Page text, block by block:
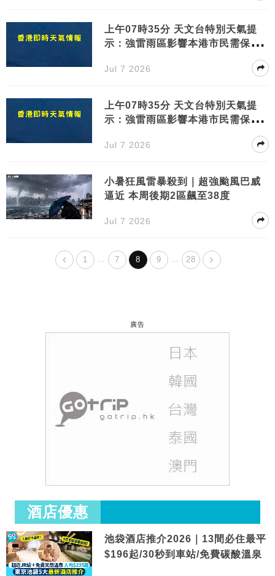
上午07時35分 天文台特別天氣提
示：強雷雨區影響本港市民需保持
Jul 7 2026
上午07時35分 天文台特別天氣提
示：強雷雨區影響本港市民需保持
Jul 7 2026
小暑狂風雷暴殺到｜超強颱風巴威
逼近 本周後期2區飆至38度
Jul 7 2026
1 … 7 8 9 … 28
廣告
酒店優惠
池袋酒店推介2026｜13間必住最平
$196起/30秒到車站/免費碳酸溫泉